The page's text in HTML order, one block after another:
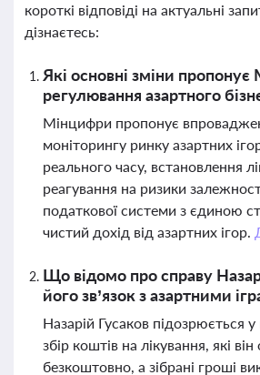
короткі відповіді на актуальні
дізнаєтесь:
Які основні зміни
регулювання азартного
Мінцифри пропонує
моніторингу ринку азартних
реального часу, встановлення
реагування на ризики
податкової системи з єдиною
чистий дохід від азартних ігор.
Що відомо про справу
його зв’язок з азартними
Назарій Гусаков підозрюється
збір коштів на лікування, які
безкоштовно, а зібрані гроші